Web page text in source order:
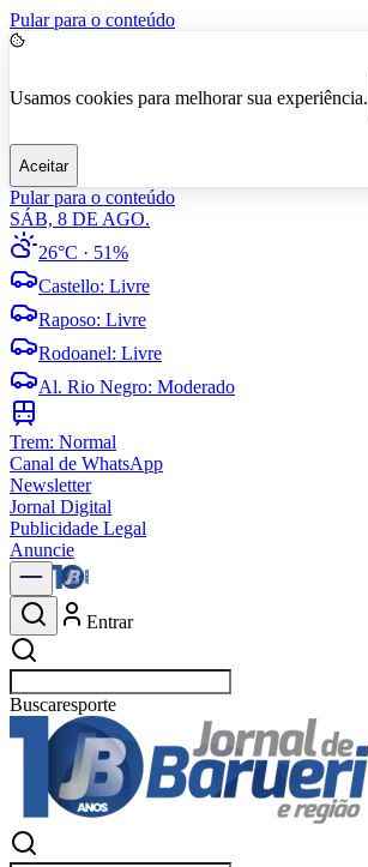
Pular para o conteúdo
Usamos cookies para melhorar sua experiência.
Aceitar
Pular para o conteúdo
SÁB, 8 DE AGO.
26°C · 51%
Castello: Livre
Raposo: Livre
Rodoanel: Livre
Al. Rio Negro: Moderado
Trem: Normal
Canal de WhatsApp
Newsletter
Jornal Digital
Publicidade Legal
Anuncie
Entrar
Buscarpol